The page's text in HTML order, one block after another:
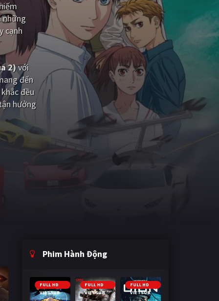
những
cạnh
2)với
đến
đều
hưởng
Phim Hành Động
FULL HD
VIETSUB
FULL HD
VIETSUB
FULL HD
VIETSUB